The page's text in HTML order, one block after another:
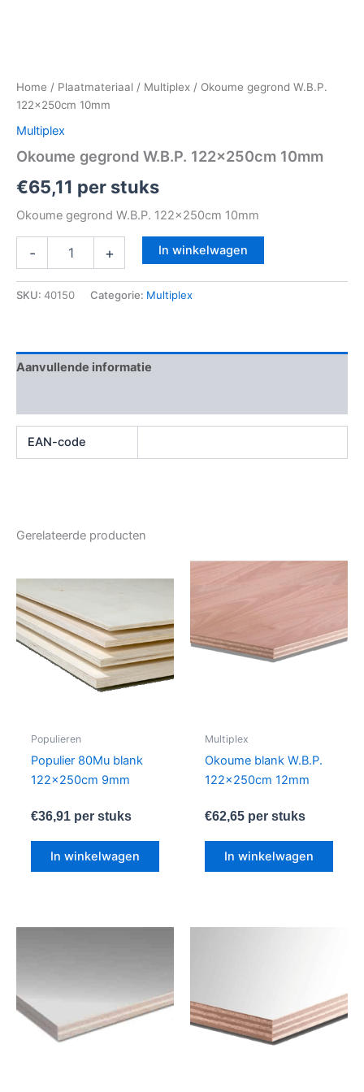
Home / Plaatmateriaal / Multiplex / Okoume gegrond W.B.P.
122x250cm 10mm
Multiplex
Okoume gegrond W.B.P. 122x250cm 10mm
€65,11 per stuks
Okoume gegrond W.B.P. 122x250cm 10mm
- + In winkelwagen
SKU: 40150 Categorie: Multiplex
Aanvullende informatie
EAN-code
Gerelateerde producten
Populieren
Populier 80Mu blank
122x250cm 9mm
€36,91per stuks
In winkelwagen
Multiplex
Okoume blank W.B.P.
122x250cm 12mm
€62,65per stuks
In winkelwagen